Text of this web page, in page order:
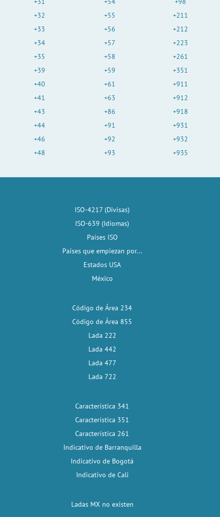
+32
+33
+34
+35
+39
+40
+41
+43
+44
+46
+48
+55
+56
+57
+58
+59
+61
+63
+86
+91
+92
+93
+211
+212
+223
+261
+351
+911
+912
+918
+931
+932
+935
ISO-4217 (Divisas)
ISO-639 (Idiomas)
Países ISO
Países que empiezan por...
Estados USA
México
Código de Área 234
Código de Área 855
Lada 222
Lada 442
Lada 477
Lada 722
Característica 341
Característica 351
Característica 261
Indicativo de Barranquilla
Indicativo de Bogotá
Indicativo de Cali
Ladas MX no existen